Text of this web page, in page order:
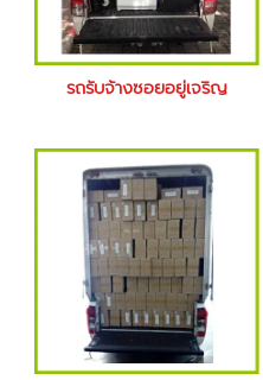
รถรับจ้างซอยอยู่เจริญ